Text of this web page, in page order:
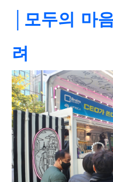
│모두의 마
려